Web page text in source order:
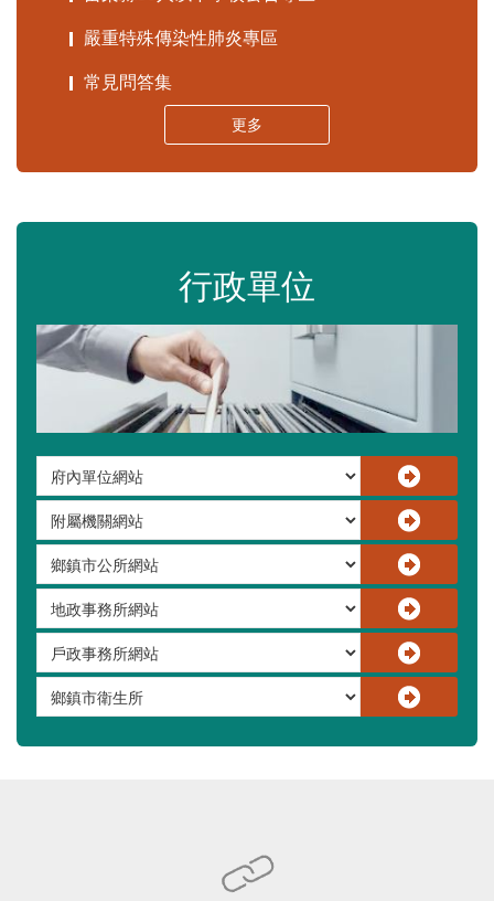
嚴重特殊傳染性肺炎專區
常見問答集
更多
行政單位